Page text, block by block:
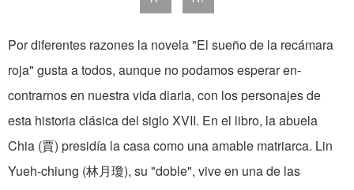
Por diferentes razones la novela "El sueño de la recámara
roja" gusta a todos, aunque no podamos esperar en­
contrarnos en nuestra vida diaria, con los personajes de
esta historia clásica del siglo XVII. En el libro, la abuela
Chia (賈) presidía la casa como una amable matriarca. Lin
Yueh-chiung (林月瓊), su "doble", vive en una de las